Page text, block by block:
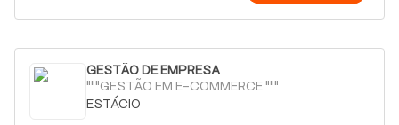
GESTÃO DE EMPRESA
"""GESTÃO EM E-COMMERCE """
ESTÁCIO